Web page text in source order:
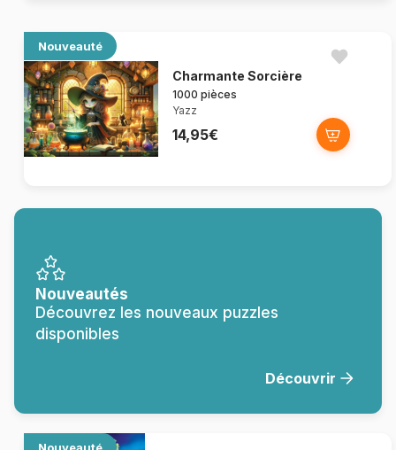
Nouveauté
Charmante Sorcière
1000 pièces
Yazz
14,95€
Nouveautés
Découvrez les nouveaux puzzles
disponibles
Découvrir